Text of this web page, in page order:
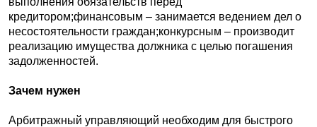
кредитором;финансовым – занимается ведением дел о
несостоятельности граждан;конкурсным – производит
реализацию имущества должника с целью погашения
задолженностей.
Зачем нужен
Арбитражный управляющий необходим для быстрого